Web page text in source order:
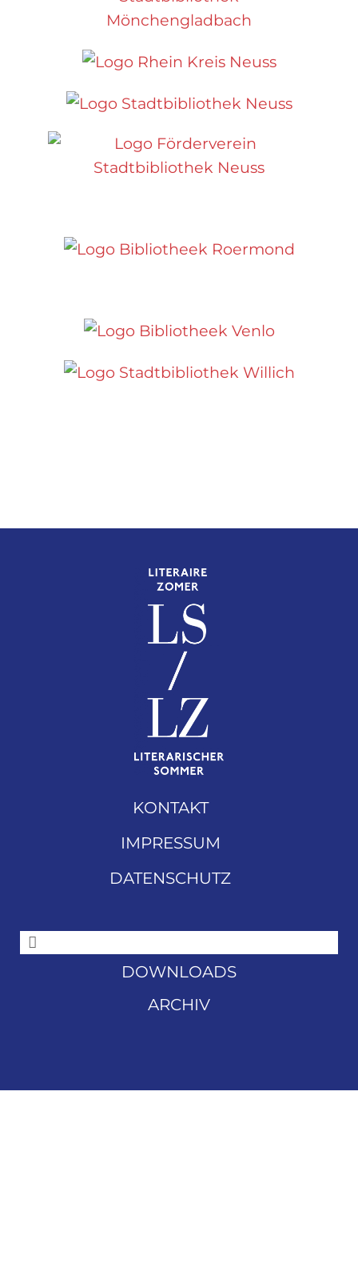
KONTAKT
IMPRESSUM
DATENSCHUTZ
DOWNLOADS
ARCHIV